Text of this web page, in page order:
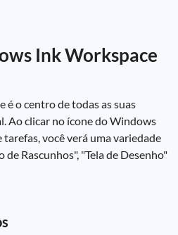
Ink Workspace
o centro de todas as suas
Ao clicar no ícone do Windows
você verá uma variedade
Rascunhos", "Tela de Desenho"